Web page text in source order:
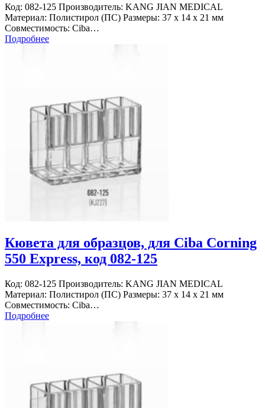
Код: 082-125 Производитель: KANG JIAN MEDICAL
Материал: Полистирол (ПС) Размеры: 37 х 14 х 21 мм
Совместимость: Ciba…
Подробнее
Кювета для образцов, для Ciba Corning
550 Express, код 082-125
Код: 082-125 Производитель: KANG JIAN MEDICAL
Материал: Полистирол (ПС) Размеры: 37 х 14 х 21 мм
Совместимость: Ciba…
Подробнее